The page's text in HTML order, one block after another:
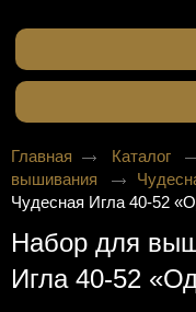
Главная Каталог
вышивания
Чудесная Игла 40-52
Набор для
Игла 40-52